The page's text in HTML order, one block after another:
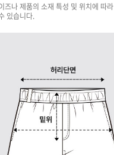
즈나 제품의 소재 특성 및 위치에 따라
있습니다.